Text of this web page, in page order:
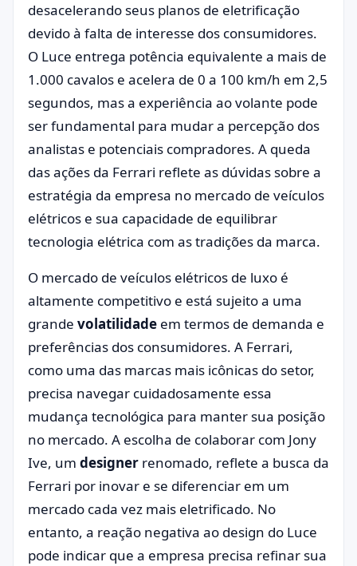
desacelerando seus planos de eletrificação
devido à falta de interesse dos consumidores.
O Luce entrega potência equivalente a mais de
1.000 cavalos e acelera de 0 a 100 km/h em 2,5
segundos, mas a experiência ao volante pode
ser fundamental para mudar a percepção dos
analistas e potenciais compradores. A queda
das ações da Ferrari reflete as dúvidas sobre a
estratégia da empresa no mercado de veículos
elétricos e sua capacidade de equilibrar
tecnologia elétrica com as tradições da marca.
O mercado de veículos elétricos de luxo é
altamente competitivo e está sujeito a uma
grande volatilidade em termos de demanda e
preferências dos consumidores. A Ferrari,
como uma das marcas mais icônicas do setor,
precisa navegar cuidadosamente essa
mudança tecnológica para manter sua posição
no mercado. A escolha de colaborar com Jony
Ive, um designer renomado, reflete a busca da
Ferrari por inovar e se diferenciar em um
mercado cada vez mais eletrificado. No
entanto, a reação negativa ao design do Luce
pode indicar que a empresa precisa refinar sua